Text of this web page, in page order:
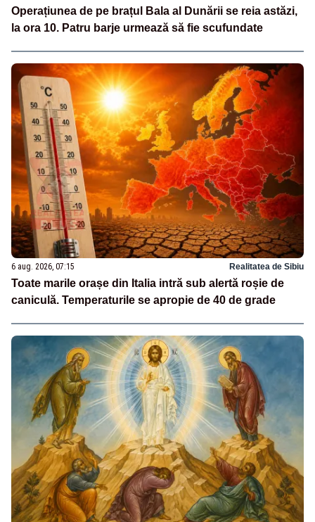
Operațiunea de pe brațul Bala al Dunării se reia astăzi,
la ora 10. Patru barje urmează să fie scufundate
6 aug. 2026, 07:15 Realitatea de Sibiu
Toate marile orașe din Italia intră sub alertă roșie de
caniculă. Temperaturile se apropie de 40 de grade